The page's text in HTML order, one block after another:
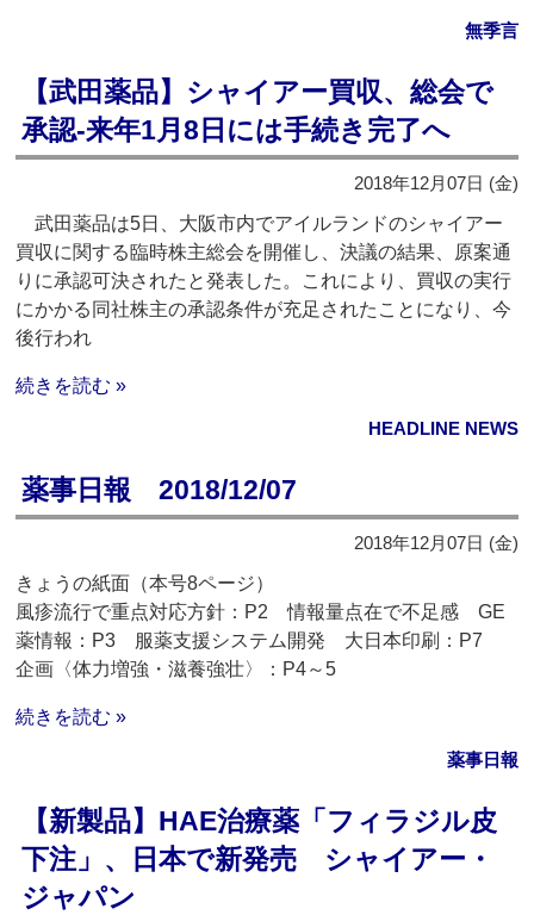
無季言
【武田薬品】シャイアー買収、総会で
承認‐来年1月8日には手続き完了へ
2018年12月07日 (金)
武田薬品は5日、大阪市内でアイルランドのシャイアー
買収に関する臨時株主総会を開催し、決議の結果、原案通
りに承認可決されたと発表した。これにより、買収の実行
にかかる同社株主の承認条件が充足されたことになり、今
後行われ
続きを読む »
HEADLINE NEWS
薬事日報 2018/12/07
2018年12月07日 (金)
きょうの紙面（本号8ページ）
風疹流行で重点対応方針：P2 情報量点在で不足感 GE
薬情報：P3 服薬支援システム開発 大日本印刷：P7
企画〈体力増強・滋養強壮〉：P4～5
続きを読む »
薬事日報
【新製品】HAE治療薬「フィラジル皮
下注」、日本で新発売 シャイアー・
ジャパン